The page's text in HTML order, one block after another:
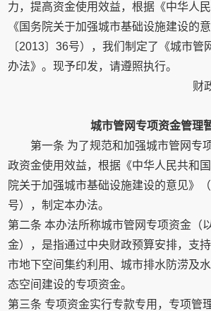
力，提高资金使用效益，根据《中华人
《国务院关于加强城市基础设施建设的
〔2013〕36号），我们制定了《城市管
办法》。现予印发，请遵照执行。
财政
城市管网专项资金管理
第一条 为了规范和加强城市管网专
政资金使用效益，根据《中华人民共和
院关于加强城市基础设施建设的意见》
号），制定本办法。
第二条 本办法所称城市管网专项资金（
金），是指通过中央财政预算安排，支
市地下空间集约利用、城市排水防涝及
态空间建设的专项资金。
第三条 专项资金实行专款专用，专项管理